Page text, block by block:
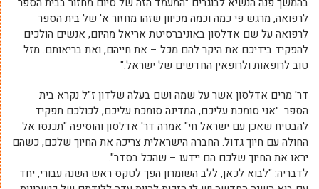
לרפואה, מרגש פי כמה וכמה מכיוון שזהו מחזור א' של בית הספר
לרפואה על שם אדלסון באוניברסיטת אריאל מהיום, אנשים הולכים
להפקיד בידיכם את היקר להם מכל – את חייהם, ואת בריאותם. מזל
טוב לרופאות ולרופאין החדשים של ישראל."
דר' מרים אדלסון אשר על שמה ושם בעלה שלדון ז"ל נקרא בית
הספר: "אני סומכת עליכם, המדינה סומכת עליכם, לכולכם תפקיד
להבטיח שאכן עם ישראל חי" אמרה דר' אדלסון והוסיפה "תכנסו אל
החולה עם חיוך גדול. החברה הישראלית צריכה את החיוך שלכם, כשהם
יראו את החיוך שלכם הם יידעו – שהכל בסדר".
לדבריה: "לבוא לכאן, ללב השומרון הפך לטקס ראש השנה עבורי, יחד